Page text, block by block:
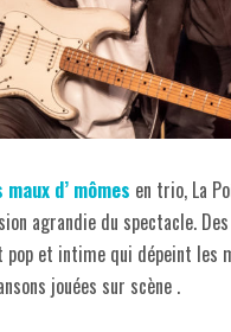
d’ mômes en trio, La
agrandie du spectacle.
et intime qui dépeint les
jouées sur scène .